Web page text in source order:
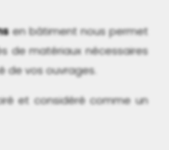
en bâtiment nous permet
de matériaux nécessaires
de vos ouvrages.
et considéré comme un